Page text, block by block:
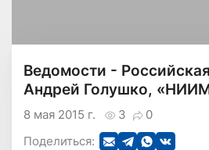
Ведомости -
Андрей Голушко,
3 0
8 мая 2015 г.
Поделиться: